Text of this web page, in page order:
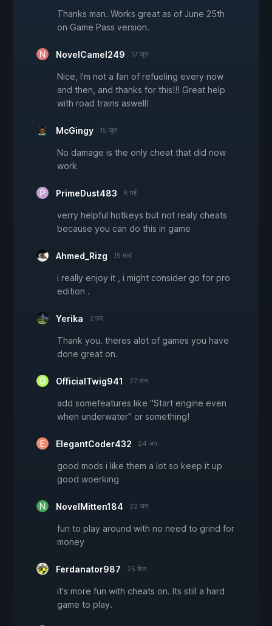
Thanks man. Works great as of June 25th
on Game Pass version.
NovelCamel249 17 जून
Nice, I'm not a fan of refueling every now
and then, and thanks for this!!! Great help
with road trains aswell!
McGingy 15 जून
No damage is the only cheat that did now
work
PrimeDust483 8 मई
verry helpful hotkeys but not realy cheats
because you can do this in game
Ahmed_Rizg 15 मार्च
i really enjoy it , i might consider go for pro
edition .
Yerika 2 फ़र.
Thank you. theres alot of games you have
done great on.
OfficialTwig941 27 जन.
add somefeatures like "Start engine even
when underwater" or something!
ElegantCoder432 24 जन.
good mods i like them a lot so keep it up
good woerking
NovelMitten184 22 जन.
fun to play around with no need to grind for
money
Ferdanator987 25 दिस.
it's more fun with cheats on. Its still a hard
game to play.